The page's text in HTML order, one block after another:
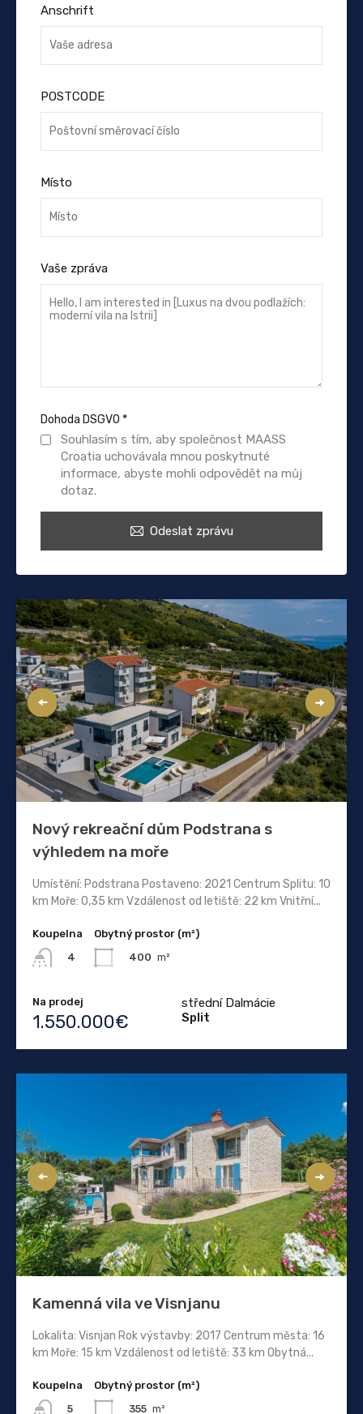
Anschrift
POSTCODE
Místo
Vaše zpráva
Dohoda DSGVO *
Souhlasím s tím, aby společnost MAASS
Croatia uchovávala mnou poskytnuté
informace, abyste mohli odpovědět na můj
dotaz.
Odeslat zprávu
Nový rekreační dům Podstrana s
výhledem na moře
Umístění: Podstrana Postaveno: 2021 Centrum Splitu: 10
km Moře: 0,35 km Vzdálenost od letiště: 22 km Vnitřní...
Koupelna
4
Obytný prostor (m²)
400 m²
Na prodej
1.550.000€
střední Dalmácie
Split
Kamenná vila ve Visnjanu
Lokalita: Visnjan Rok výstavby: 2017 Centrum města: 16
km Moře: 15 km Vzdálenost od letiště: 33 km Obytná...
Koupelna
5
Obytný prostor (m²)
355 m²